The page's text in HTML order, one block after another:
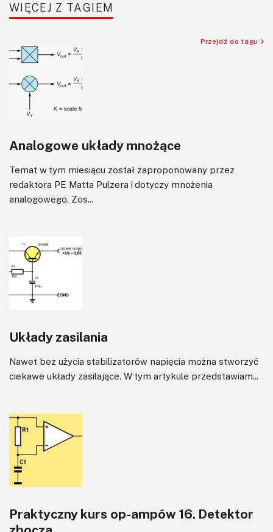
Sensory
Software
Transformatory
Tranzystory
Wywiady
Zasilanie
Felietony
WIĘCEJ Z TAGIEM
Przejdź do tagu
Analogowe układy mnożące
Temat w tym miesiącu został zaproponowany przez
redaktora PE Matta Pulzera i dotyczy mnożenia
analogowego. Zos...
Układy zasilania
Nawet bez użycia stabilizatorów napięcia można stworzyć
ciekawe układy zasilające. W tym artykule przedstawiam...
Praktyczny kurs op-ampów 16. Detektor